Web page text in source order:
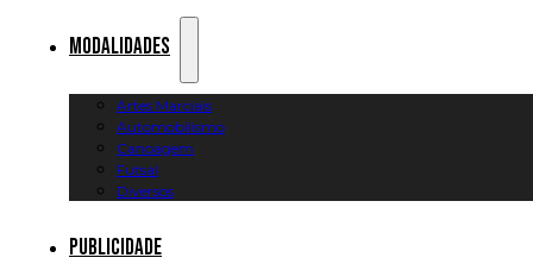
Modalidades
Artes Marciais
Automobilismo
Canoagem
Futsal
Diversos
Publicidade